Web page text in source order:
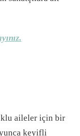
aileler için bir
keyifli